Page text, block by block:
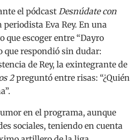
el pódcast Desnúdate con
Eva Rey. En una
que escoger entre “Dayro
que respondió sin dudar:
de Rey, la exintegrante de
2preguntó entre risas: “¿Quién
en el programa, aunque
sociales, teniendo en cuenta